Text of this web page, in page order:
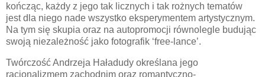
kończąc, każdy z jego tak licznych i tak rożnych tematów
jest dla niego nade wszystko eksperymentem artystycznym.
Na tym się skupia oraz na autopromocji równolegle budując
swoją niezależność jako fotografik ‘free-lance’.
Twórczość Andrzeja Haładudy określana jego
racjonalizmem zachodnim oraz romantyczno-